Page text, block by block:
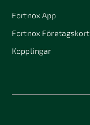
Fortnox App
Fortnox Företagskort
Kopplingar